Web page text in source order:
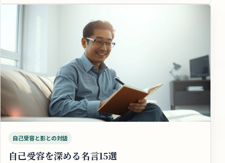
自己受容と影との対話
自己受容を深める名言15選